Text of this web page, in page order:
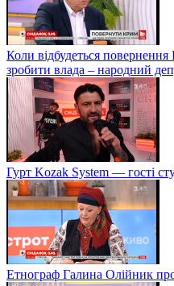
Коли відбудеться
зробити влада – народний
Гурт Kozak System — гості
Етнограф Галина Олійник